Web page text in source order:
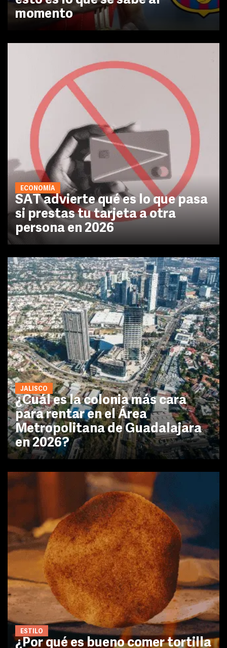
momento
ECONOMÍA
SAT advierte qué es lo que pasa
si prestas tu tarjeta a otra
persona en 2026
JALISCO
¿Cuál es la colonia más cara
para rentar en el Área
Metropolitana de Guadalajara
en 2026?
ESTILO
¿Por qué es bueno comer tortilla